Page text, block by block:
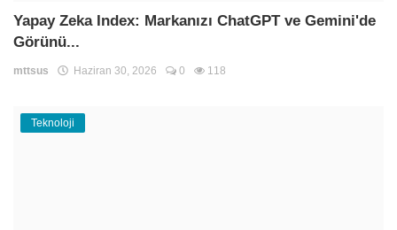
Yapay Zeka Index: Markanızı ChatGPT ve Gemini'de
Görünü...
mttsus Haziran 30, 2026 0 118
Teknoloji